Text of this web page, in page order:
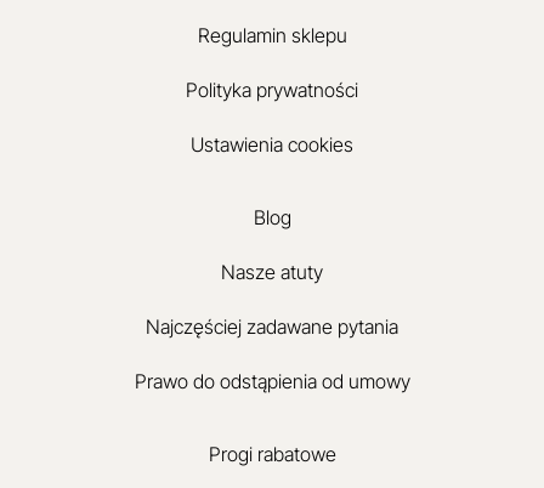
Regulamin sklepu
Polityka prywatności
Ustawienia cookies
Blog
Nasze atuty
Najczęściej zadawane pytania
Prawo do odstąpienia od umowy
Progi rabatowe